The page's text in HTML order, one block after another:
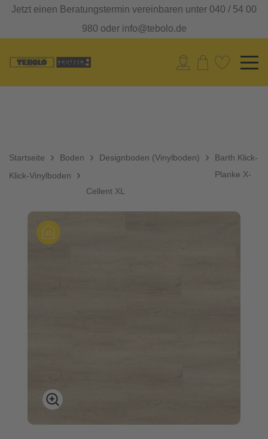
Jetzt einen Beratungstermin vereinbaren unter 040 / 54 00
980 oder info@tebolo.de
Startseite Boden
Designboden (Vinylboden)
Klick-Vinylboden
Barth Klick-
Planke X-
Cellent XL